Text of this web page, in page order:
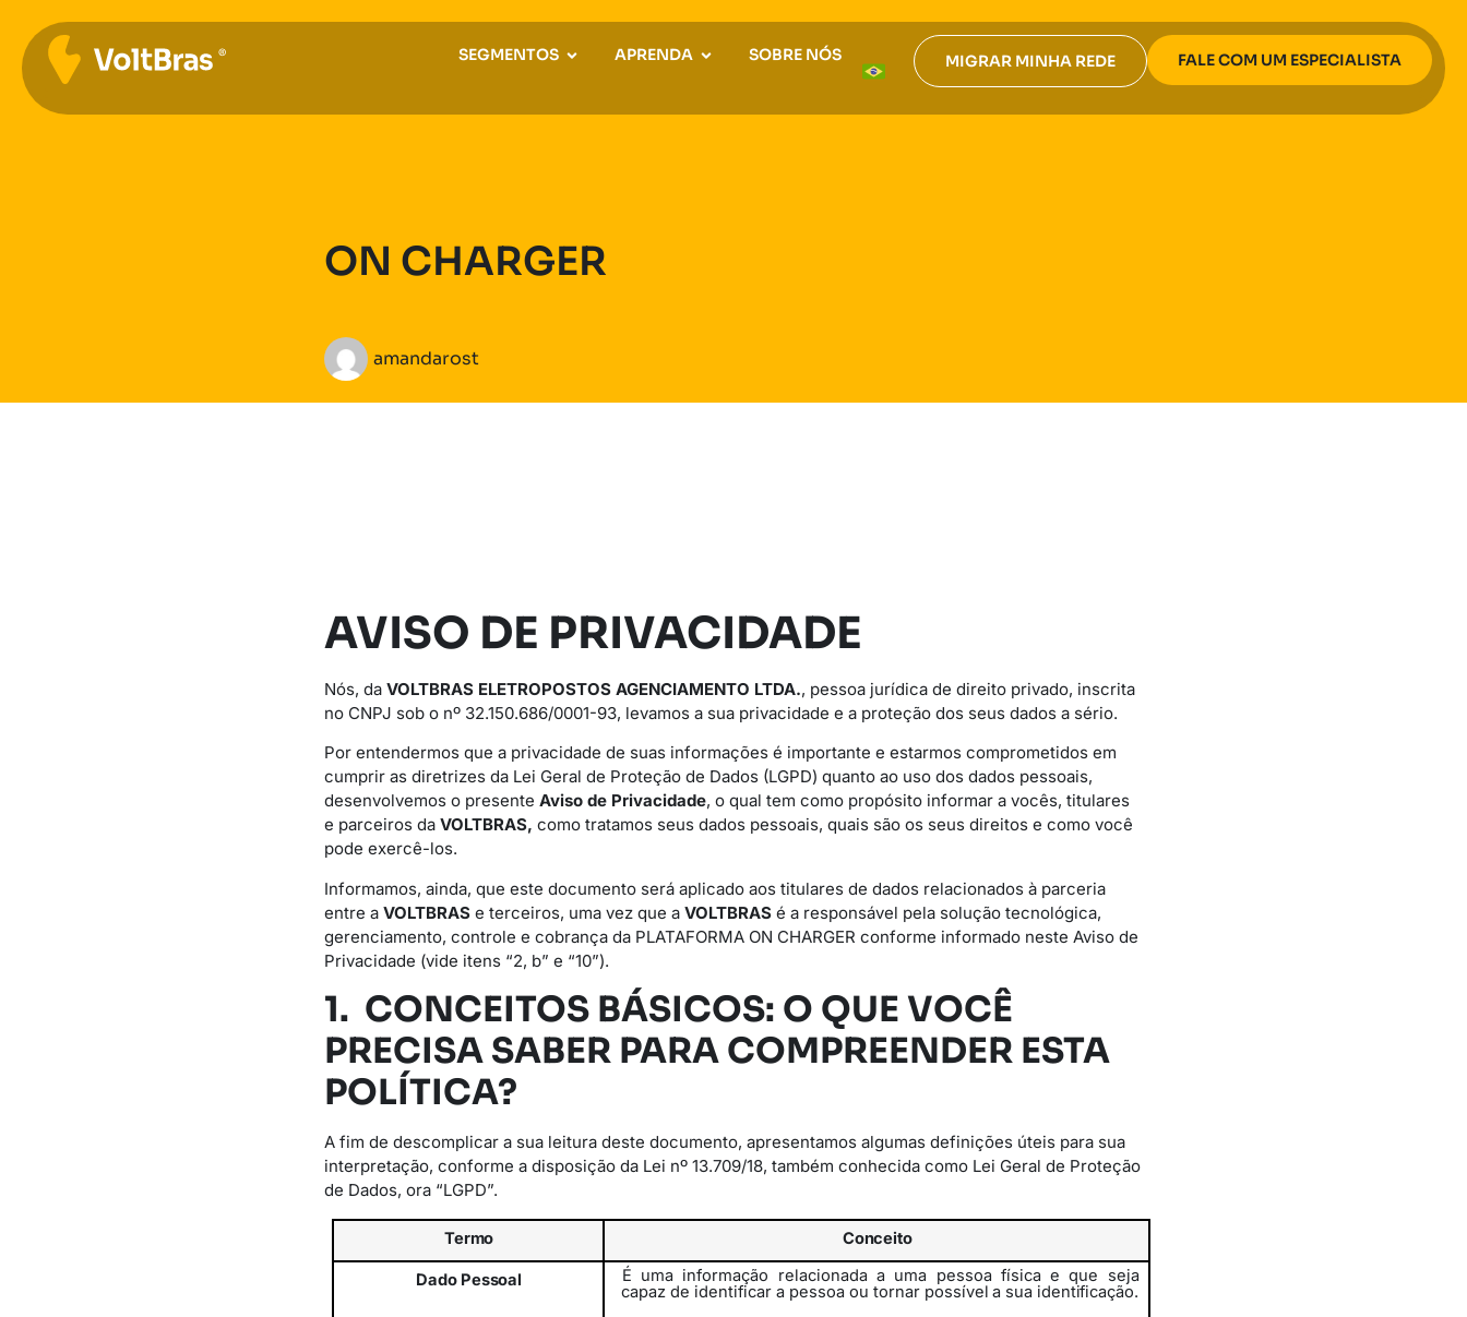
SEGMENTOS APRENDA SOBRE NÓS MIGRAR MINHA REDE FALE COM UM ESPECIALISTA
ON CHARGER
amandarost
AVISO DE PRIVACIDADE
Nós, da VOLTBRAS ELETROPOSTOS AGENCIAMENTO LTDA., pessoa jurídica de direito privado, inscrita
no CNPJ sob o nº 32.150.686/0001-93, levamos a sua privacidade e a proteção dos seus dados a sério.
Por entendermos que a privacidade de suas informações é importante e estarmos comprometidos em
cumprir as diretrizes da Lei Geral de Proteção de Dados (LGPD) quanto ao uso dos dados pessoais,
desenvolvemos o presente Aviso de Privacidade, o qual tem como propósito informar a vocês, titulares
e parceiros da VOLTBRAS, como tratamos seus dados pessoais, quais são os seus direitos e como você
pode exercê-los.
Informamos, ainda, que este documento será aplicado aos titulares de dados relacionados à parceria
entre a VOLTBRAS e terceiros, uma vez que a VOLTBRAS é a responsável pela solução tecnológica,
gerenciamento, controle e cobrança da PLATAFORMA ON CHARGER conforme informado neste Aviso de
Privacidade (vide itens “2, b” e “10”).
1. CONCEITOS BÁSICOS: O QUE VOCÊ
PRECISA SABER PARA COMPREENDER ESTA
POLÍTICA?
A fim de descomplicar a sua leitura deste documento, apresentamos algumas definições úteis para sua
interpretação, conforme a disposição da Lei nº 13.709/18, também conhecida como Lei Geral de Proteção
de Dados, ora “LGPD”.
Termo Conceito
Dado Pessoal
É uma informação relacionada a uma pessoa física e que seja
capaz de identificar a pessoa ou tornar possível a sua identificação.